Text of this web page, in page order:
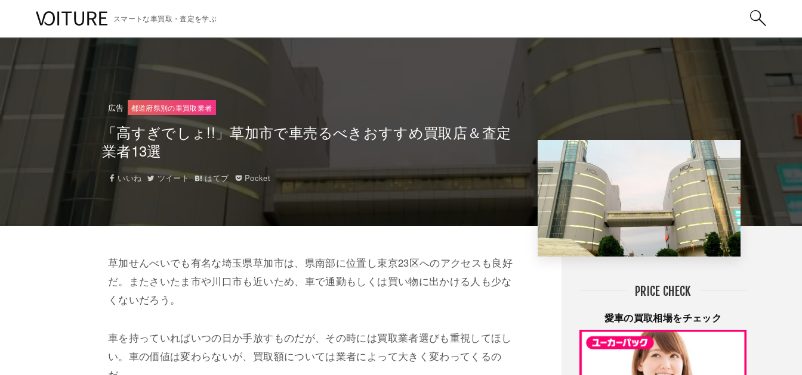
スマートな車買取・査定を学ぶ
広告 都道府県別の車買取業者
「高すぎでしょ!!」草加市で車売るべきおすすめ買取店＆査定
業者13選
いいね ツイート はてブ Pocket
草加せんべいでも有名な埼玉県草加市は、県南部に位置し東京23区へのアクセスも良好
だ。またさいたま市や川口市も近いため、車で通勤もしくは買い物に出かける人も少な
くないだろう。
車を持っていればいつの日か手放すものだが、その時には買取業者選びも重視してほし
い。車の価値は変わらないが、買取額については業者によって大きく変わってくるの
PRICE CHECK
愛車の買取相場をチェック